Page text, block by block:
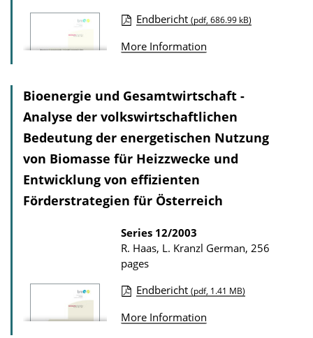
D
o
l
o
a
d
s
u
l
i
c
a
n
D
o
w
n
l
Endbericht (pdf, 686.99 kB)
More Information
Bioenergie und Gesamtwirtschaft -
Analyse der volkswirtschaftlichen
Bedeutung der energetischen Nutzung
von Biomasse für Heizzwecke und
Entwicklung von effizienten
Förderstrategien für Österreich
Series 12/2003
R. Haas, L. Kranzl German, 256
pages
u
Endbericht (pdf, 1.41 MB)
More Information